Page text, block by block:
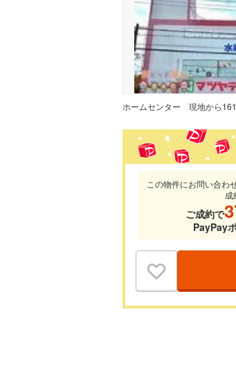
ホームセンター
この物件にお問い合わ
成
ご成約で
PayPay